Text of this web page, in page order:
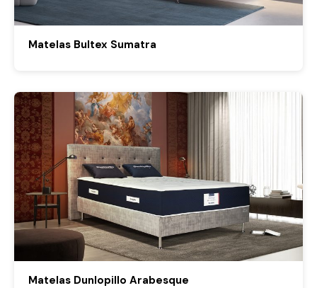
Matelas Bultex Sumatra
Matelas Dunlopillo Arabesque